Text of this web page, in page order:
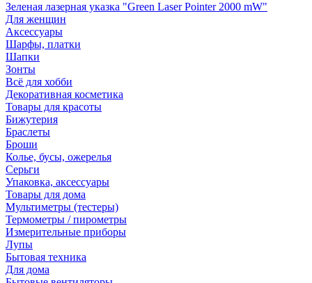
Зеленая лазерная указка "Green Laser Pointer 2000 mW"
Для женщин
Аксессуары
Шарфы, платки
Шапки
Зонты
Всё для хобби
Декоративная косметика
Товары для красоты
Бижутерия
Браслеты
Броши
Колье, бусы, ожерелья
Серьги
Упаковка, аксессуары
Товары для дома
Мультиметры (тестеры)
Термометры / пирометры
Измерительные приборы
Лупы
Бытовая техника
Для дома